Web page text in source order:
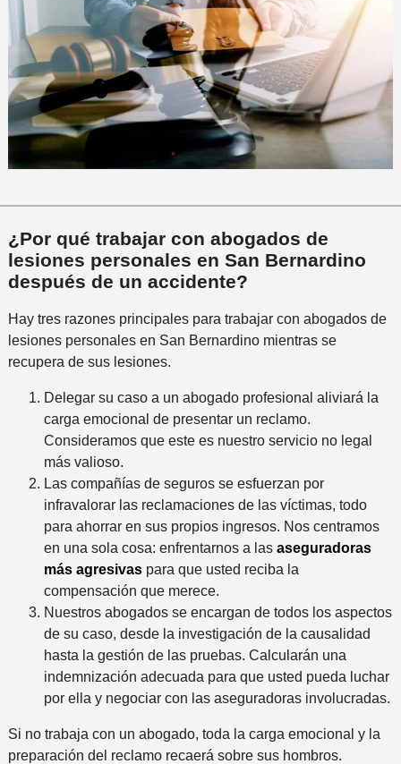
¿Por qué trabajar con abogados de
lesiones personales en San Bernardino
después de un accidente?
Hay tres razones principales para trabajar con abogados de
lesiones personales en San Bernardino mientras se
recupera de sus lesiones.
Delegar su caso a un abogado profesional aliviará la
carga emocional de presentar un reclamo.
Consideramos que este es nuestro servicio no legal
más valioso.
Las compañías de seguros se esfuerzan por
infravalorar las reclamaciones de las víctimas, todo
para ahorrar en sus propios ingresos. Nos centramos
en una sola cosa: enfrentarnos a las aseguradoras
más agresivaspara que usted reciba la
compensación que merece.
Nuestros abogados se encargan de todos los aspectos
de su caso, desde la investigación de la causalidad
hasta la gestión de las pruebas. Calcularán una
indemnización adecuada para que usted pueda luchar
por ella y negociar con las aseguradoras involucradas.
Si no trabaja con un abogado, toda la carga emocional y la
preparación del reclamo recaerá sobre sus hombros.